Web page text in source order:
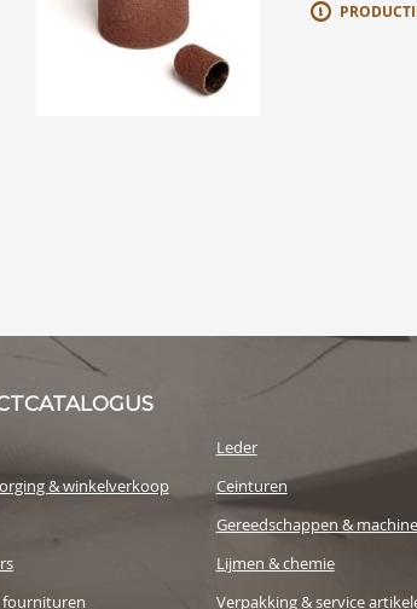
& winkelverkoop
fournituren
Leder
Ceinturen
Gereedschappen &
Lijmen & chemie
Verpakking & service